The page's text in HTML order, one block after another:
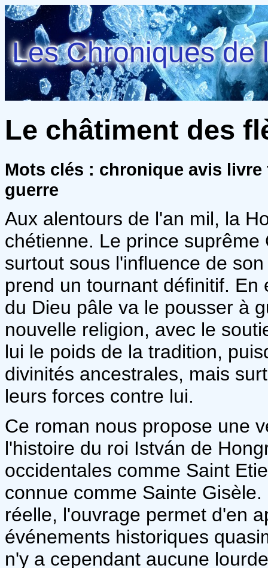
Les Chroniques de
Le châtiment des
Mots clés : chronique avis
guerre
Aux alentours de l'an mil, la
chétienne. Le prince
surtout sous l'influence de
prend un tournant définitif.
du Dieu pâle va le pousser à
nouvelle religion, avec le
lui le poids de la tradition,
divinités ancestrales, mais
leurs forces contre lui.
Ce roman nous propose une
l'histoire du roi István de
occidentales comme Saint
connue comme Sainte
réelle, l'ouvrage permet d'en
événements historiques
n'y a cependant aucune